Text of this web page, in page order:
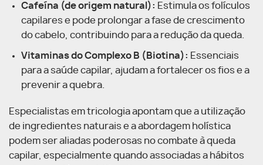
Cafeína (de origem natural): Estimula os folículos
capilares e pode prolongar a fase de crescimento
do cabelo, contribuindo para a redução da queda.
Vitaminas do Complexo B (Biotina): Essenciais
para a saúde capilar, ajudam a fortalecer os fios e a
prevenir a quebra.
Especialistas em tricologia apontam que a utilização
de ingredientes naturais e a abordagem holística
podem ser aliadas poderosas no combate à queda
capilar, especialmente quando associadas a hábitos